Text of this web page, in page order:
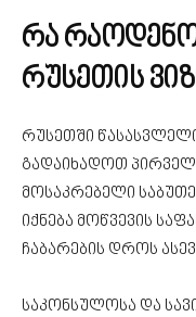
რა
რუსეთის
რუსეთში
გადაიხადოთ
მოსაკრებელი
იქნება მოწვევის
ჩაბარების დროს
საკონსულოსა და